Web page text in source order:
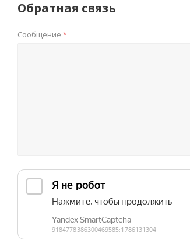
Обратная связь
Сообщение *